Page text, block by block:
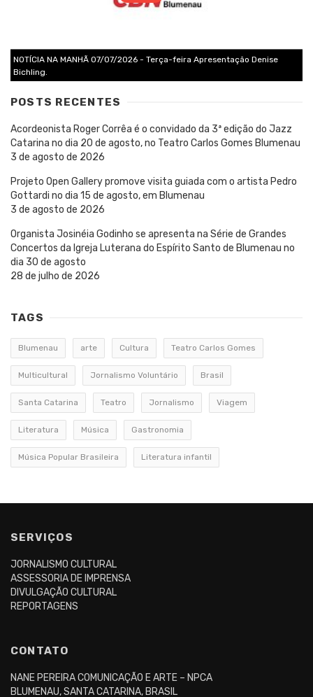
NOTÍCIA NA MANHÃ 07/07/2026 - Terça-feira Apresentação Denise
Bichling.
POSTS RECENTES
Acordeonista Roger Corrêa é o convidado da 3ª edição do Jazz
Catarina no dia 20 de agosto, no Teatro Carlos Gomes Blumenau
3 de agosto de 2026
Projeto Open Gallery promove visita guiada com o artista Pedro
Gottardi no dia 15 de agosto, em Blumenau
3 de agosto de 2026
Organista Josinéia Godinho se apresenta na Série de Grandes
Concertos da Igreja Luterana do Espírito Santo de Blumenau no
dia 30 de agosto
28 de julho de 2026
TAGS
Blumenau arte Cultura Teatro Carlos Gomes
Multicultural Jornalismo Voluntário Brasil
Santa Catarina Teatro Jornalismo Viagem
Literatura Música Gastronomia
Música Popular Brasileira Literatura infantil
SERVIÇOS
JORNALISMO CULTURAL
ASSESSORIA DE IMPRENSA
DIVULGAÇÃO CULTURAL
REPORTAGENS
CONTATO
NANE PEREIRA COMUNICAÇÃO E ARTE – NPCA
BLUMENAU, SANTA CATARINA, BRASIL